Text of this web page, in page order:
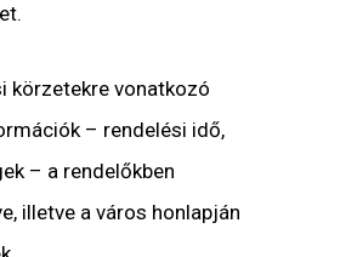
körzetekre vonatkozó
– rendelési idő,
– a rendelőkben
illetve a város honlapján